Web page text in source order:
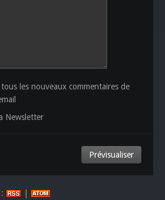
les nouveaux commentaires de
Newsletter
|